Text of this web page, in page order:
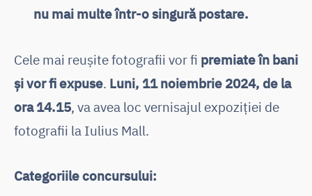
nu mai multe într-o singură postare.
Cele mai reușite fotografii vor fi premiate în bani
și vor fi expuse. Luni, 11 noiembrie 2024, de la
ora 14.15, va avea loc vernisajul expoziției de
fotografii la Iulius Mall.
Categoriile concursului: